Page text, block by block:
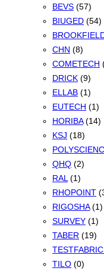
BEVS (57)
BIUGED (54)
CHN (8)
COMETECH
DRICK (9)
ELLAB (1)
EUTECH (1)
HORIBA (14)
KSJ (18)
QHQ (2)
RAL (1)
RHOPOINT
RIGOSHA (1)
SURVEY (1)
TABER (19)
TILO (0)